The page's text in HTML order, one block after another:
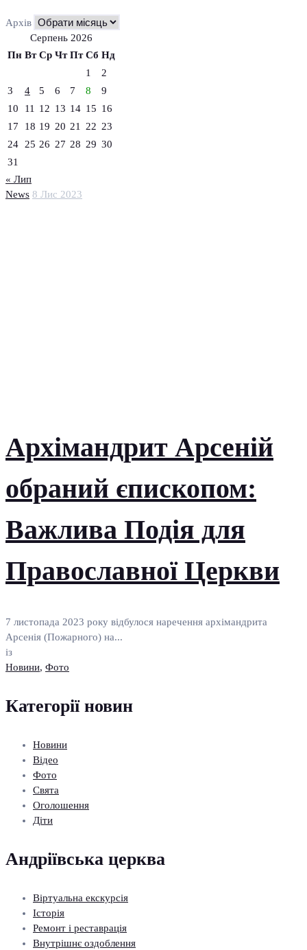
News 8 Лис 2023
Архімандрит Арсеній
обраний єпископом:
Важлива Подія для
Православної Церкви
7 листопада 2023 року відбулося наречення архімандрита
Арсенія (Пожарного) на...
із
Новини, Фото
Архів
Серпень 2026
Пн Вт Ср Чт Пт Сб Нд
1
2
3
4 5 6 7 8
9
10
11 12 13 14 15 16
17
18 19 20 21 22 23
24
25 26 27 28 29 30
31
« Лип
Категорії новин
Новини
Відео
Фото
Свята
Оголошення
Діти
Андріївська церква
Віртуальна екскурсія
Історія
Ремонт і реставрація
Внутрішнє оздоблення